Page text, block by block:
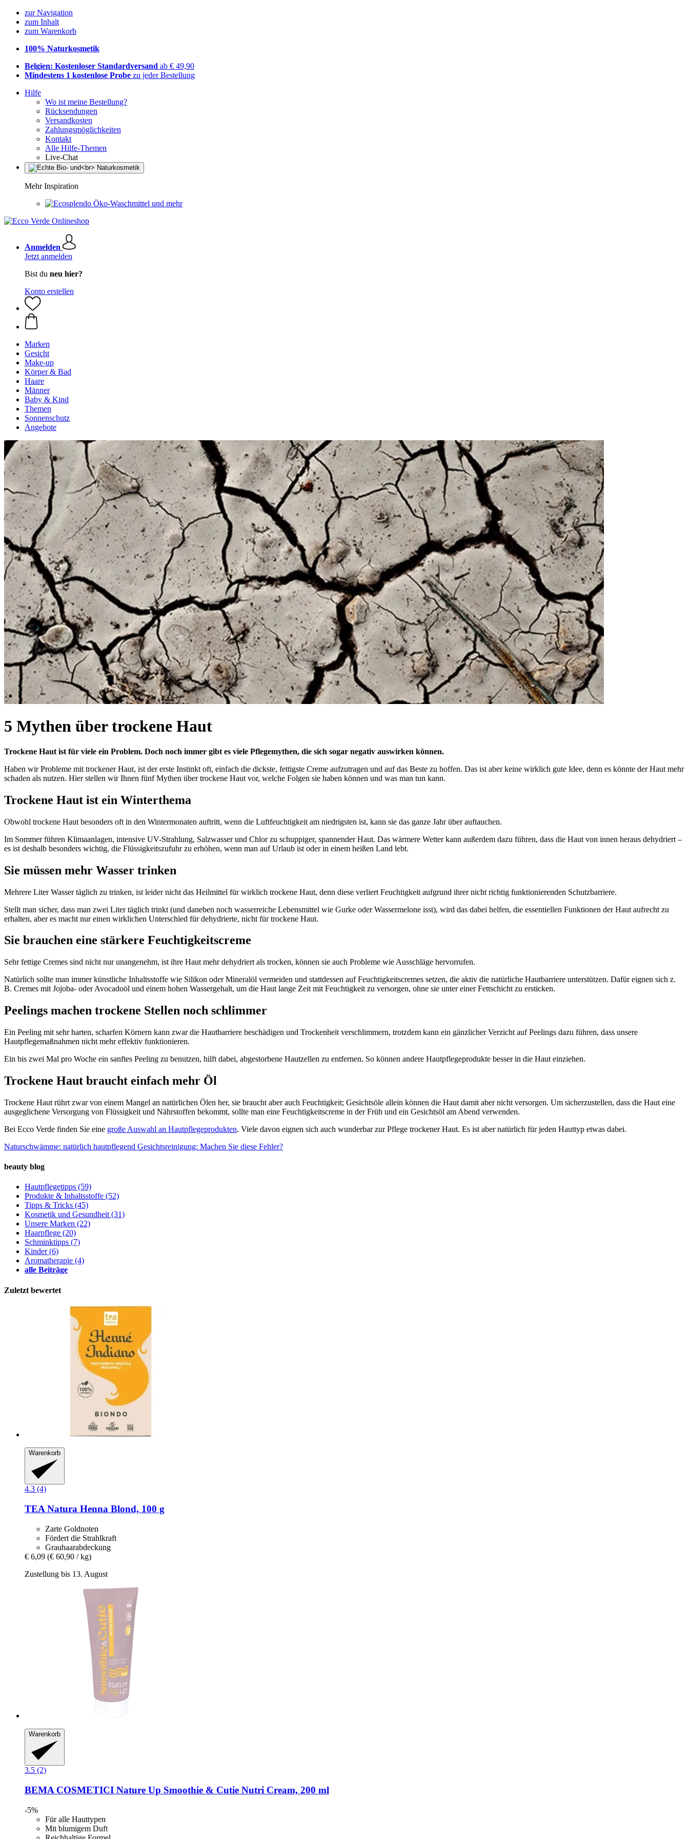
zur Navigation
zum Inhalt
zum Warenkorb
100% Naturkosmetik
Belgien: Kostenloser Standardversand ab € 49,90
Mindestens 1 kostenlose Probe zu jeder Bestellung
Hilfe
Wo ist meine Bestellung?
Rücksendungen
Versandkosten
Zahlungsmöglichkeiten
Kontakt
Alle Hilfe-Themen
Live-Chat
Mehr Inspiration
Öko-Waschmittel und mehr
Anmelden
Jetzt anmelden
Bist du neu hier?
Konto erstellen
Marken
Gesicht
Make-up
Körper & Bad
Haare
Männer
Baby & Kind
Themen
Sonnenschutz
Angebote
5 Mythen über trockene Haut
Trockene Haut ist für viele ein Problem. Doch noch immer gibt es viele Pflegemythen, die sich sogar negativ auswirken können.
Haben wir Probleme mit trockener Haut, ist der erste Instinkt oft, einfach die dickste, fettigste Creme aufzutragen und auf das Beste zu hoffen. Das ist aber keine wirklich gute Idee, denn es könnte der Haut mehr
schaden als nutzen. Hier stellen wir Ihnen fünf Mythen über trockene Haut vor, welche Folgen sie haben können und was man tun kann.
Trockene Haut ist ein Winterthema
Obwohl trockene Haut besonders oft in den Wintermonaten auftritt, wenn die Luftfeuchtigkeit am niedrigsten ist, kann sie das ganze Jahr über auftauchen.
Im Sommer führen Klimaanlagen, intensive UV-Strahlung, Salzwasser und Chlor zu schuppiger, spannender Haut. Das wärmere Wetter kann außerdem dazu führen, dass die Haut von innen heraus dehydriert –
es ist deshalb besonders wichtig, die Flüssigkeitszufuhr zu erhöhen, wenn man auf Urlaub ist oder in einem heißen Land lebt.
Sie müssen mehr Wasser trinken
Mehrere Liter Wasser täglich zu trinken, ist leider nicht das Heilmittel für wirklich trockene Haut, denn diese verliert Feuchtigkeit aufgrund ihrer nicht richtig funktionierenden Schutzbarriere.
Stellt man sicher, dass man zwei Liter täglich trinkt (und daneben noch wasserreiche Lebensmittel wie Gurke oder Wassermelone isst), wird das dabei helfen, die essentiellen Funktionen der Haut aufrecht zu
erhalten, aber es macht nur einen wirklichen Unterschied für dehydrierte, nicht für trockene Haut.
Sie brauchen eine stärkere Feuchtigkeitscreme
Sehr fettige Cremes sind nicht nur unangenehm, ist ihre Haut mehr dehydriert als trocken, können sie auch Probleme wie Ausschläge hervorrufen.
Natürlich sollte man immer künstliche Inhaltsstoffe wie Silikon oder Mineralöl vermeiden und stattdessen auf Feuchtigkeitscremes setzen, die aktiv die natürliche Hautbarriere unterstützen. Dafür eignen sich z.
B. Cremes mit Jojoba- oder Avocadoöl und einem hohen Wassergehalt, um die Haut lange Zeit mit Feuchtigkeit zu versorgen, ohne sie unter einer Fettschicht zu ersticken.
Peelings machen trockene Stellen noch schlimmer
Ein Peeling mit sehr harten, scharfen Körnern kann zwar die Hautbarriere beschädigen und Trockenheit verschlimmern, trotzdem kann ein gänzlicher Verzicht auf Peelings dazu führen, dass unsere
Hautpflegemaßnahmen nicht mehr effektiv funktionieren.
Ein bis zwei Mal pro Woche ein sanftes Peeling zu benutzen, hilft dabei, abgestorbene Hautzellen zu entfernen. So können andere Hautpflegeprodukte besser in die Haut einziehen.
Trockene Haut braucht einfach mehr Öl
Trockene Haut rührt zwar von einem Mangel an natürlichen Ölen her, sie braucht aber auch Feuchtigkeit; Gesichtsöle allein können die Haut damit aber nicht versorgen. Um sicherzustellen, dass die Haut eine
ausgeglichene Versorgung von Flüssigkeit und Nährstoffen bekommt, sollte man eine Feuchtigkeitscreme in der Früh und ein Gesichtsöl am Abend verwenden.
Bei Ecco Verde finden Sie eine große Auswahl an Hautpflegeprodukten. Viele davon eignen sich auch wunderbar zur Pflege trockener Haut. Es ist aber natürlich für jeden Hauttyp etwas dabei.
Naturschwämme: natürlich hautpflegend Gesichtsreinigung: Machen Sie diese Fehler?
beauty blog
Hautpflegetipps (59)
Produkte & Inhaltsstoffe (52)
Tipps & Tricks (45)
Kosmetik und Gesundheit(31)
Unsere Marken (22)
Haarpflege (20)
Schminktipps (7)
Kinder(6)
Aromatherapie (4)
alle Beiträge
Zuletzt bewertet
Warenkorb
4.3 (4)
TEA Natura Henna Blond, 100 g
Zarte Goldnoten
Fördert die Strahlkraft
Grauhaarabdeckung
€ 6,09 (€ 60,90 / kg)
Zustellung bis 13. August
Warenkorb
3.5 (2)
BEMA COSMETICI Nature Up Smoothie & Cutie Nutri Cream, 200 ml
-5%
Für alle Hauttypen
Mit blumigem Duft